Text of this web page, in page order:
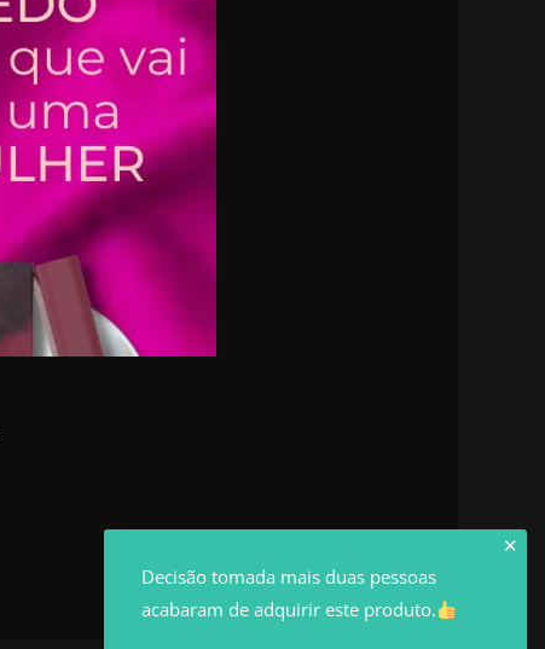
✕
Decisão tomada mais duas pessoas
acabaram de adquirir este produto.